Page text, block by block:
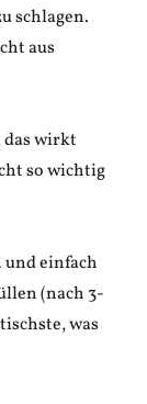
schlagen.
aus
das wirkt
so wichtig
und einfach
(nach 3-
was